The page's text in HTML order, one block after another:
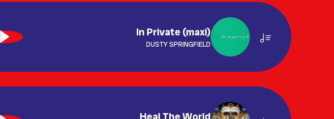
In Private (maxi)
DUSTY SPRINGFIELD
Heal The World